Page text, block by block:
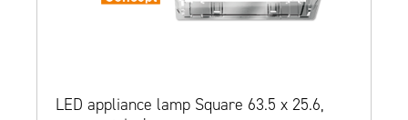
LED appliance lamp Square 63.5 x 25.6,